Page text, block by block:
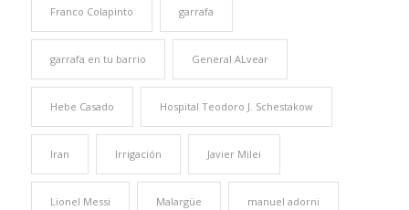
Franco Colapinto garrafa
garrafa en tu barrio General ALvear
Hebe Casado Hospital Teodoro J. Schestakow
Iran Irrigación Javier Milei
Lionel Messi Malargüe manuel adorni